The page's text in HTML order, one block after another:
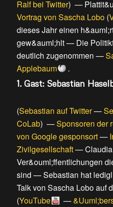
Ralf bei Twitter) —
Vortrag von Sascha Lobo(
dieses Jahr einen
gew&auml;hlt— Die
deutlich zugenommen —
Applebaum
.
1. Gast: Sebastian
(Sebastian auf Twitter—
CoLab) —Sponsoren der
von Google gesponsort—
Zivilgesellschaft—
Ver&ouml;ffentlichungen
sind —Sebastian hat
Talk von Sascha Lobo auf
(YouTube —